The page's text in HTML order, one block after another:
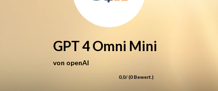
GPT 4 Omni Mini
von openAI
0,0/ (0Bewert.)